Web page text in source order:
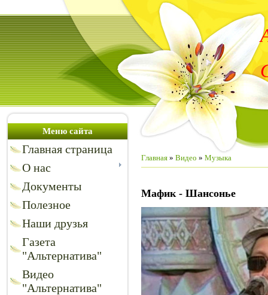
Меню сайта
Главная страница
О нас
Документы
Полезное
Наши друзья
Газета
"Альтернатива"
Видео
"Альтернатива"
Главная » Видео » Музыка
Мафик - Шансонье